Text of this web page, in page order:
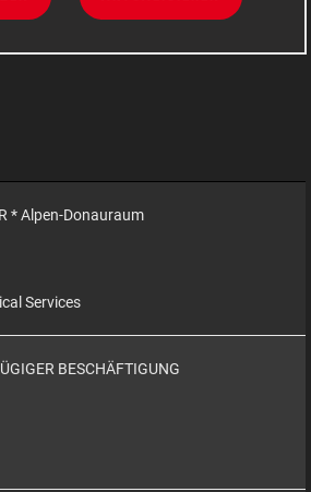
* Alpen-Donauraum
Services
BESCHÄFTIGUNG